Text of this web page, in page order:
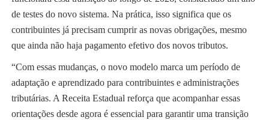
de testes do novo sistema. Na prática, isso significa que os
contribuintes já precisam cumprir as novas obrigações, mesmo
que ainda não haja pagamento efetivo dos novos tributos.
“Com essas mudanças, o novo modelo marca um período de
adaptação e aprendizado para contribuintes e administrações
tributárias. A Receita Estadual reforça que acompanhar essas
orientações desde agora é essencial para garantir uma transição